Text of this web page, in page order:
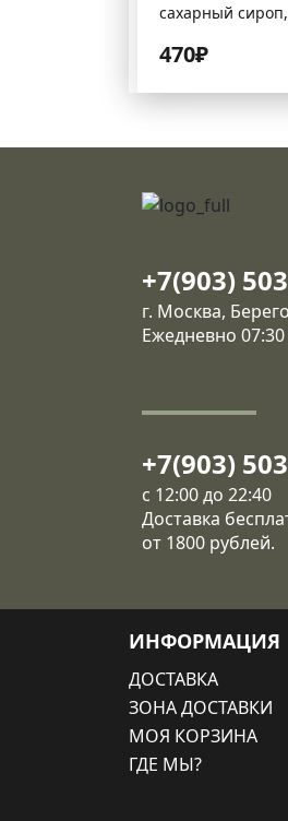
сахарный
470₽
+7(903)
г. Москва,
Ежедневно
+7(903)
с 12:00 до 22:40
Доставка
от 1800 рублей.
ИНФОРМАЦИЯ
ДОСТАВКА
ЗОНА ДОСТАВКИ
МОЯ КОРЗИНА
ГДЕ МЫ?